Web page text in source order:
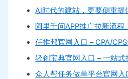
AI时代的建站，更要侧重提
阿里千问APP推广拉新流程
任推邦官网入口 – CPA/
轻创宝典官网入口 – 一站式
众人帮任务做单平台官网入